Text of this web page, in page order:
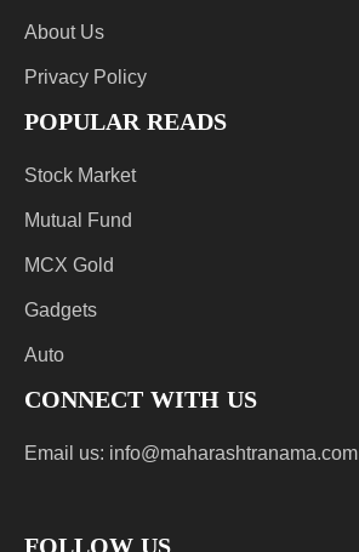
About Us
Privacy Policy
POPULAR READS
Stock Market
Mutual Fund
MCX Gold
Gadgets
Auto
CONNECT WITH US
Email us: info@maharashtranama.com